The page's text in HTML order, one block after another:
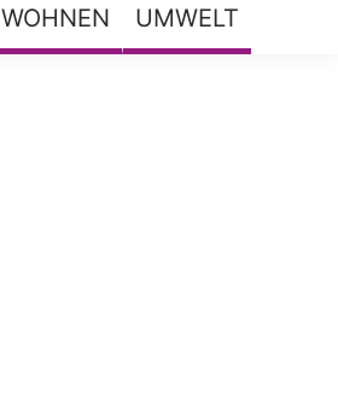
WOHNEN UMWELT